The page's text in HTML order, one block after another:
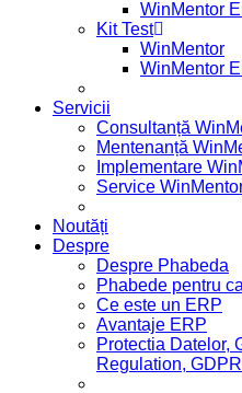
WinMentor
Kit Test
WinMentor
WinMentor
Servicii
Consultanță
Mentenanță
Implementare
Service
Noutăți
Despre
Despre Phabeda
Phabede pentru
Ce este un ERP
Avantaje ERP
Protectia Datelor,
Regulation, GDPR